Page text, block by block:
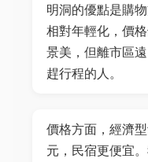
明洞的優點是購
相對年輕化，價
景美，但離市區
趕行程的人。
價格方面，經濟
元，民宿更便宜